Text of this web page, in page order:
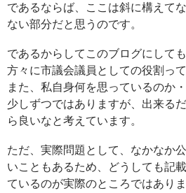
であるならば、ここは斜に構えて
ない部分だと思うのです。
であるからしてこのブログにして
方々に市議会議員としての役割っ
また、私自身何を思っているのか
少しずつではありますが、出来る
ら良いなと考えています。
ただ、実際問題として、なかなか
いこともあるため、どうしても記
ているのが実際のところではあり